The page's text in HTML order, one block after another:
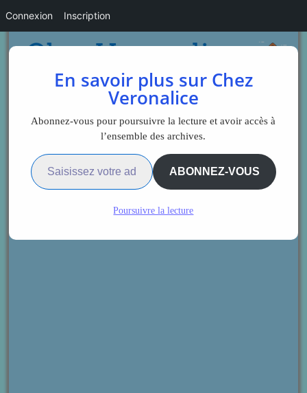
En savoir plus sur Chez
Veronalice
Abonnez-vous pour poursuivre la lecture et avoir accès à
l’ensemble des archives.
Saisissez votre adresse e-mail…
ABONNEZ-VOUS
Poursuivre la lecture
Connexion Inscription